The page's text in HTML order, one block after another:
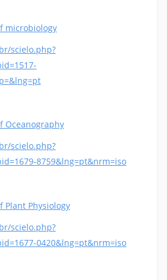
microbiology
scielo.php?
Oceanography
scielo.php?
8759&lng=pt&nrm=iso
Plant Physiology
scielo.php?
0420&lng=pt&nrm=iso